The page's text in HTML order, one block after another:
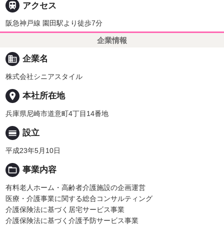
 アクセス
阪急神戸線 園田駅より徒歩7分
企業情報
business 企業名
株式会社シニアスタイル
place 本社所在地
兵庫県尼崎市道意町4丁目14番地
calendar_view_day 設立
平成23年5月10日
folder_open 事業内容
有料老人ホーム・高齢者介護施設の企画運営
医療・介護事業に関する総合コンサルティング
介護保険法に基づく居宅サービス事業
介護保険法に基づく介護予防サービス事業